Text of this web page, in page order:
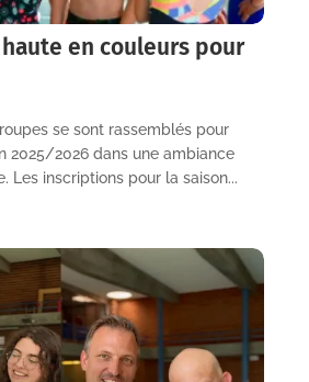
en couleurs pour
se sont rassemblés pour
2025/2026 dans une ambiance
Les inscriptions pour la saison...